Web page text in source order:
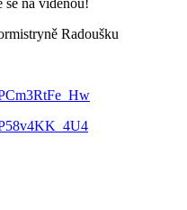
Radoušku